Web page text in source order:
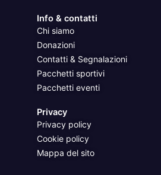
Info & contatti
Chi siamo
Donazioni
Contatti & Segnalazioni
Pacchetti sportivi
Pacchetti eventi
Privacy
Privacy policy
Cookie policy
Mappa del sito